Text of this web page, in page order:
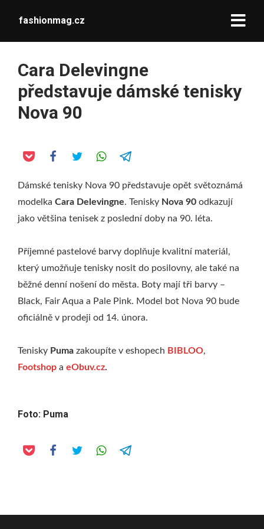
fashionmag.cz
Cara Delevingne
představuje dámské tenisky
Nova 90
Dámské tenisky Nova 90 představuje opět světoznámá
modelka Cara Delevingne. Tenisky Nova 90 odkazují
jako většina tenisek z poslední doby na 90. léta.
Příjemné pastelové barvy doplňuje kvalitní materiál,
který umožňuje tenisky nosit do posilovny, ale také na
běžné denní nošení do města. Boty mají tři barvy –
Black, Fair Aqua a Pale Pink. Model bot Nova 90 bude
oficiálně v prodeji od 14. února.
Tenisky Puma zakoupíte v eshopech BIBLOO,
Footshop a eObuv.cz.
Foto: Puma